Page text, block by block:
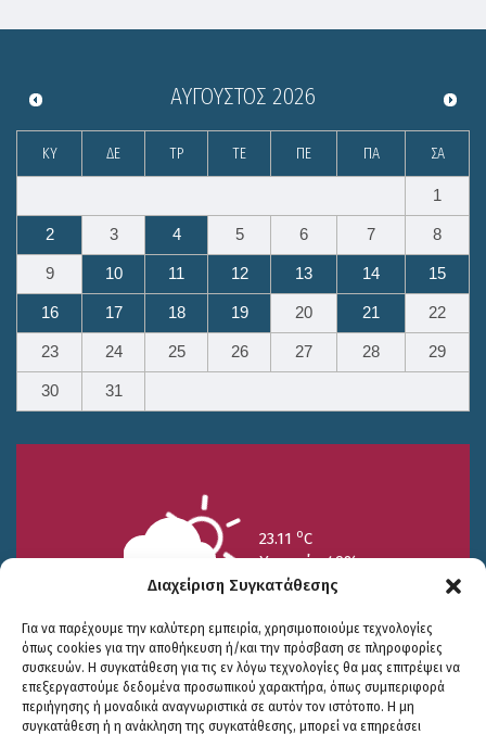
Διαχείριση Συγκατάθεσης
Για να παρέχουμε την καλύτερη εμπειρία, χρησιμοποιούμε τεχνολογίες
όπως cookies για την αποθήκευση ή/και την πρόσβαση σε πληροφορίες
συσκευών. Η συγκατάθεση για τις εν λόγω τεχνολογίες θα μας επιτρέψει να
επεξεργαστούμε δεδομένα προσωπικού χαρακτήρα, όπως συμπεριφορά
περιήγησης ή μοναδικά αναγνωριστικά σε αυτόν τον ιστότοπο. Η μη
συγκατάθεση ή η ανάκληση της συγκατάθεσης, μπορεί να επηρεάσει
ΑΎΓΟΥΣΤΟΣ 2026
ΚΥ ΔΕ ΤΡ ΤΕ ΠΕ ΠΑ ΣΑ
1
2 3 4 5 6 7 8
9 10 11 12 13 14 15
16 17 18 19 20 21 22
23 24 25 26 27 28 29
30 31
23.11 oC
Υγρασία 49%
25/7
o
26/7
o
27/7
o